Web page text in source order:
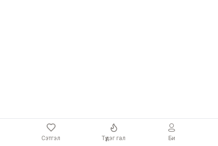
Сэтгэл Түүдэг гал Би